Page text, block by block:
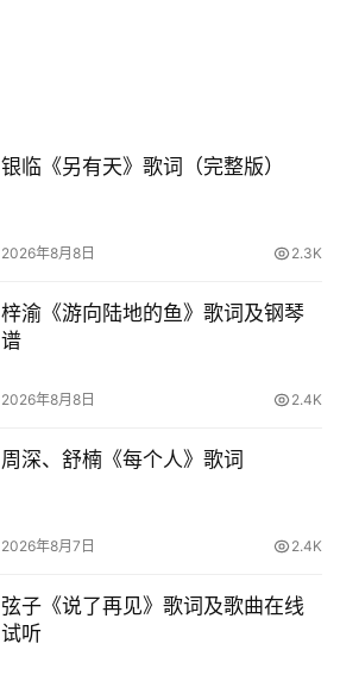
注册
银临《另有天》歌词（完整版）
2026年8月8日 2.3K
梓渝《游向陆地的鱼》歌词及钢琴
谱
2026年8月8日 2.4K
周深、舒楠《每个人》歌词
2026年8月7日 2.4K
弦子《说了再见》歌词及歌曲在线
试听